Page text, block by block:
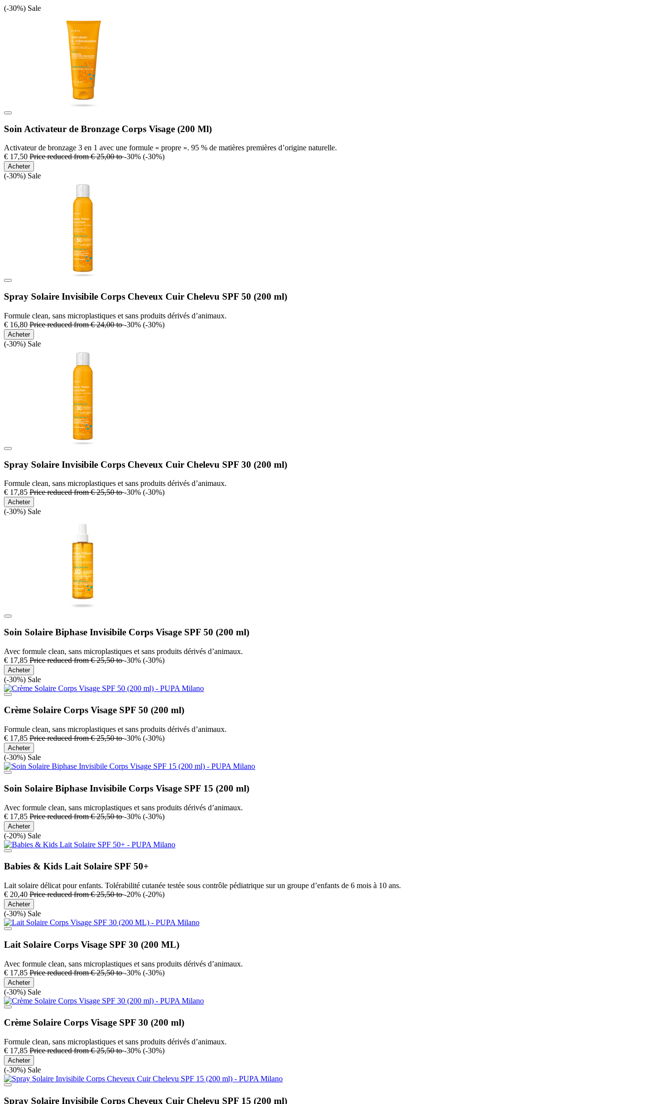
(-30%) Sale
Soin Activateur de Bronzage Corps Visage (200 Ml)
Activateur de bronzage 3 en 1 avec une formule « propre ». 95 % de matières premières d’origine naturelle.
€ 17,50 Price reduced from€ 25,00to-30% (-30%)
Acheter
(-30%) Sale
Spray Solaire Invisibile Corps Cheveux Cuir Chelevu SPF 50 (200 ml)
Formule clean, sans microplastiques et sans produits dérivés d’animaux.
€ 16,80 Price reduced from€ 24,00to-30% (-30%)
Acheter
(-30%) Sale
Spray Solaire Invisibile Corps Cheveux Cuir Chelevu SPF 30 (200 ml)
Formule clean, sans microplastiques et sans produits dérivés d’animaux.
€ 17,85 Price reduced from€ 25,50to-30% (-30%)
Acheter
(-30%) Sale
Soin Solaire Biphase Invisibile Corps Visage SPF 50 (200 ml)
Avec formule clean, sans microplastiques et sans produits dérivés d’animaux.
€ 17,85 Price reduced from€ 25,50to-30% (-30%)
Acheter
(-30%) Sale
Crème Solaire Corps Visage SPF 50 (200 ml)
Formule clean, sans microplastiques et sans produits dérivés d’animaux.
€ 17,85 Price reduced from€ 25,50to-30% (-30%)
Acheter
(-30%) Sale
Soin Solaire Biphase Invisibile Corps Visage SPF 15 (200 ml)
Avec formule clean, sans microplastiques et sans produits dérivés d’animaux.
€ 17,85 Price reduced from€ 25,50to-30% (-30%)
Acheter
(-20%) Sale
Babies & Kids Lait Solaire SPF 50+
Lait solaire délicat pour enfants. Tolérabilité cutanée testée sous contrôle pédiatrique sur un groupe d’enfants de 6 mois à 10 ans.
€ 20,40 Price reduced from€ 25,50to-20% (-20%)
Acheter
(-30%) Sale
Lait Solaire Corps Visage SPF 30 (200 ML)
Avec formule clean, sans microplastiques et sans produits dérivés d’animaux.
€ 17,85 Price reduced from€ 25,50to-30% (-30%)
Acheter
(-30%) Sale
Crème Solaire Corps Visage SPF 30 (200 ml)
Formule clean, sans microplastiques et sans produits dérivés d’animaux.
€ 17,85 Price reduced from€ 25,50to-30% (-30%)
Acheter
(-30%) Sale
Spray Solaire Invisibile Corps Cheveux Cuir Chelevu SPF 15 (200 ml)